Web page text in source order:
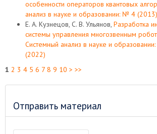
особенности операторов квантовых
анализ в науке и образовании: № 4
Е. А. Кузнецов, С. В. Ульянов, Разработка
системы управления многозвенным
Системный анализ в науке и
(2022)
1 2 3 4 5 6 7 8 9 10 > >>
Отправить материал